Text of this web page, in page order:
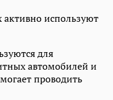
используют
для
автомобилей и
проводить